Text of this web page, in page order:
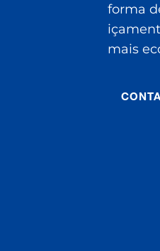
forma
mais